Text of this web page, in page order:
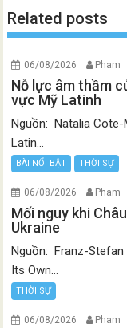
Related posts
06/08/2026 Pham
Nỗ lực âm thầm
vực Mỹ Latinh
Nguồn: Natalia Cote-
Latin...
BÀI NỔI BẬT THỜI SỰ
06/08/2026 Pham
Mối nguy khi
Ukraine
Nguồn: Franz-Stefan
Its Own...
THỜI SỰ
06/08/2026 Pham